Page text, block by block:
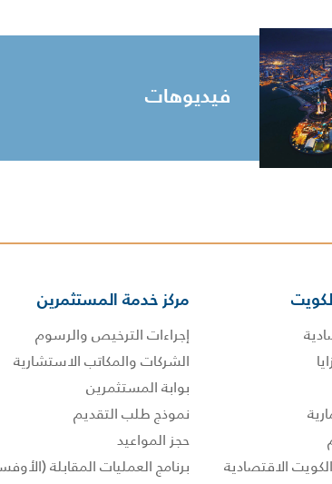
فيديوهات
مركز خدمة المستثمرين
إجراءات الترخيص والرسوم
الشركات والمكاتب الاستشارية
بوابة المستثمرين
نموذج طلب التقديم
حجز المواعيد
برنامج العمليات المقابلة